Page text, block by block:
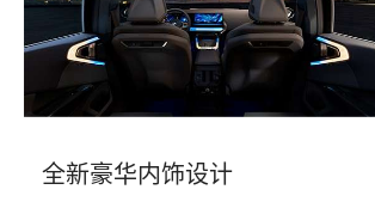
全新豪华内饰设计